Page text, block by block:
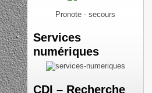
Pronote - secours
Services
numériques
CDI – Recherche